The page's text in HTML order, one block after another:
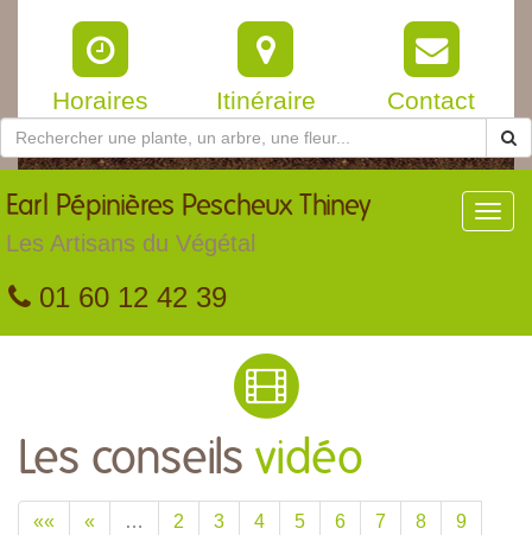
Horaires Itinéraire Contact
Earl Pépinières Pescheux Thiney
Les Artisans du Végétal
01 60 12 42 39
Les conseils vidéo
«« « … 2 3 4 5 6 7 8 9